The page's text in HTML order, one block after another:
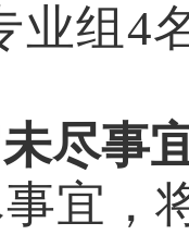
业组 4
尽事
宜，